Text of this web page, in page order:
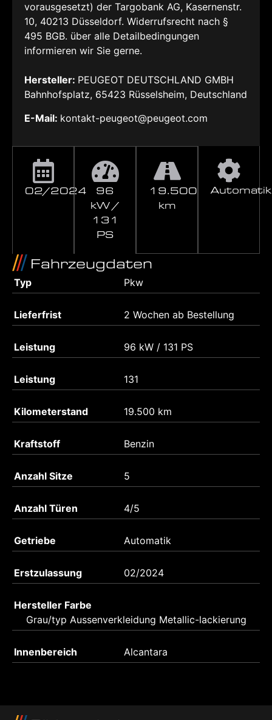
02/2024
96
kW /
131
PS
19.500
km
Automatik
Fahrzeugdaten
Typ Pkw
Lieferfrist 2 Wochen ab Bestellung
Leistung 96 kW / 131 PS
Leistung 131
Kilometerstand 19.500 km
Kraftstoff Benzin
Anzahl Sitze 5
Anzahl Türen 4/5
Getriebe Automatik
Erstzulassung 02/2024
Hersteller Farbe
Grau/typ Aussenverkleidung Metallic-lackierung
Innenbereich Alcantara
vorausgesetzt) der Targobank AG, Kasernenstr.
10, 40213 Düsseldorf. Widerrufsrecht nach §
495 BGB. über alle Detailbedingungen
informieren wir Sie gerne.
Hersteller: PEUGEOT DEUTSCHLAND GMBH
Bahnhofsplatz, 65423 Rüsselsheim, Deutschland
E-Mail: kontakt-peugeot@peugeot.com